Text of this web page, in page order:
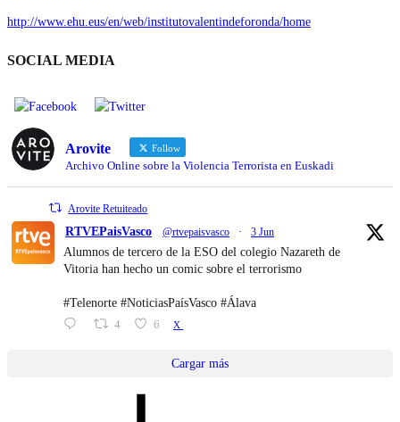
http://www.ehu.eus/en/web/institutovalentindeforonda/home
SOCIAL MEDIA
Arovite Follow
Archivo Online sobre la Violencia Terrorista en Euskadi
Arovite Retuiteado
RTVEPaisVasco @rtvepaisvasco · 3 Jun
Alumnos de tercero de la ESO del colegio Nazareth de
Vitoria han hecho un comic sobre el terrorismo
#Telenorte #NoticiasPaísVasco #Álava
4 6 X
Cargar más